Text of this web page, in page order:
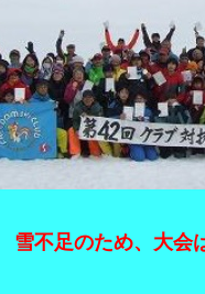
雪不足のため、大会